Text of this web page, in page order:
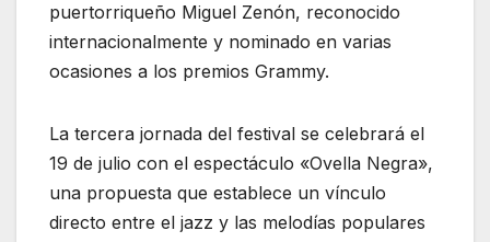
puertorriqueño Miguel Zenón, reconocido
internacionalmente y nominado en varias
ocasiones a los premios Grammy.
La tercera jornada del festival se celebrará el
19 de julio con el espectáculo «Ovella Negra»,
una propuesta que establece un vínculo
directo entre el jazz y las melodías populares